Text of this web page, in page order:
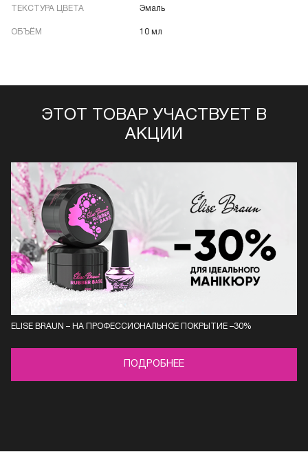
ТЕКСТУРА ЦВЕТА Эмаль
ОБЪЁМ 10 мл
ЭТОТ ТОВАР УЧАСТВУЕТ В
АКЦИИ
ELISE BRAUN – НА ПРОФЕССИОНАЛЬНОЕ ПОКРЫТИЕ –30%
ПОДРОБНЕЕ